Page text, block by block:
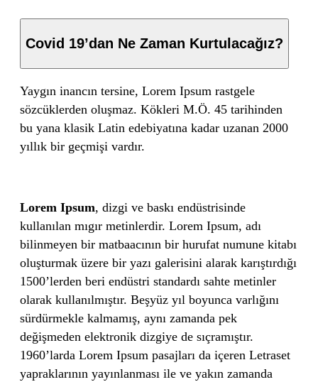
Covid 19’dan Ne Zaman Kurtulacağız?
Yaygın inancın tersine, Lorem Ipsum rastgele
sözcüklerden oluşmaz. Kökleri M.Ö. 45 tarihinden
bu yana klasik Latin edebiyatına kadar uzanan 2000
yıllık bir geçmişi vardır.
Lorem Ipsum, dizgi ve baskı endüstrisinde
kullanılan mıgır metinlerdir. Lorem Ipsum, adı
bilinmeyen bir matbaacının bir hurufat numune kitabı
oluşturmak üzere bir yazı galerisini alarak karıştırdığı
1500’lerden beri endüstri standardı sahte metinler
olarak kullanılmıştır. Beşyüz yıl boyunca varlığını
sürdürmekle kalmamış, aynı zamanda pek
değişmeden elektronik dizgiye de sıçramıştır.
1960’larda Lorem Ipsum pasajları da içeren Letraset
yapraklarının yayınlanması ile ve yakın zamanda